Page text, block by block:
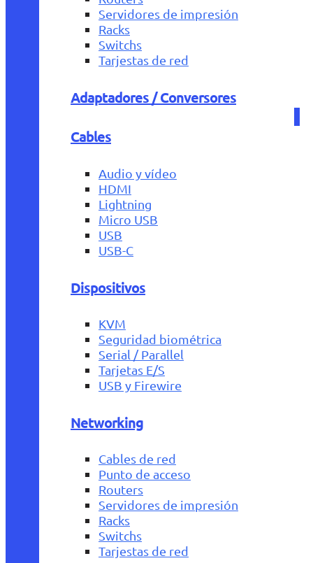
Servidores de impresión
Racks
Switchs
Tarjestas de red
Adaptadores / Conversores
Cables
Audio y vídeo
HDMI
Lightning
Micro USB
USB
USB-C
Dispositivos
KVM
Seguridad biométrica
Serial / Parallel
Tarjetas E/S
USB y Firewire
Networking
Cables de red
Punto de acceso
Routers
Servidores de impresión
Racks
Switchs
Tarjestas de red